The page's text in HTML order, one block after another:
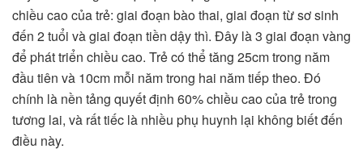
chiều cao của trẻ: giai đoạn bào thai, giai đoạn từ sơ sinh
đến 2 tuổi và giai đoạn tiền dậy thì. Đây là 3 giai đoạn vàng
để phát triển chiều cao. Trẻ có thể tăng 25cm trong năm
đầu tiên và 10cm mỗi năm trong hai năm tiếp theo. Đó
chính là nền tảng quyết định 60% chiều cao của trẻ trong
tương lai, và rất tiếc là nhiều phụ huynh lại không biết đến
điều này.